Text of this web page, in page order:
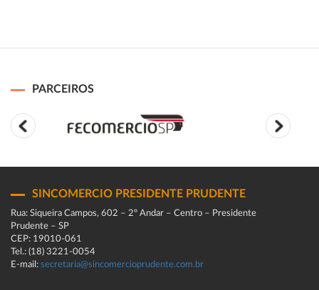
PARCEIROS
SINCOMERCIO PRESIDENTE PRUDENTE
Rua: Siqueira Campos, 602 – 2º Andar – Centro – Presidente
Prudente – SP
CEP: 19010-061
Tel.: (18) 3221-0054
E-mail: secretaria@sincomercioprudente.com.br